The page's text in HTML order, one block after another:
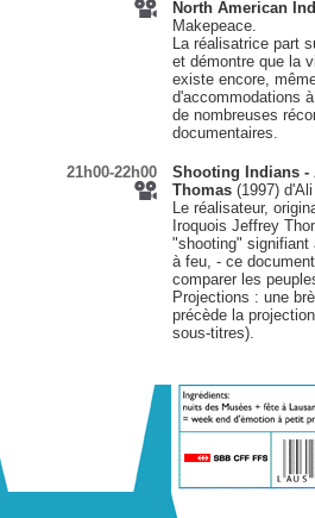
North American
Makepeace.
La réalisatrice part
et démontre que la
existe encore,
d'accommodations
de nombreuses
documentaires.
21h00-22h00
Shooting Indians -
Thomas(1997)
Le réalisateur,
Iroquois Jeffrey
"shooting" signifiant
à feu, - ce
comparer les
Projections : une
précède la
sous-titres).